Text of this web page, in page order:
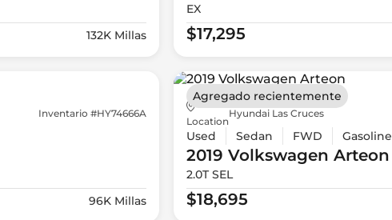
132K Millas
EX
$17,295
Inventario #HY74666A
96K Millas
Location
Hyundai Las Cruces
Used Sedan FWD Gasoline
2019 Volkswagen Arteon
2.0T SEL
$18,695
Agregado recientemente